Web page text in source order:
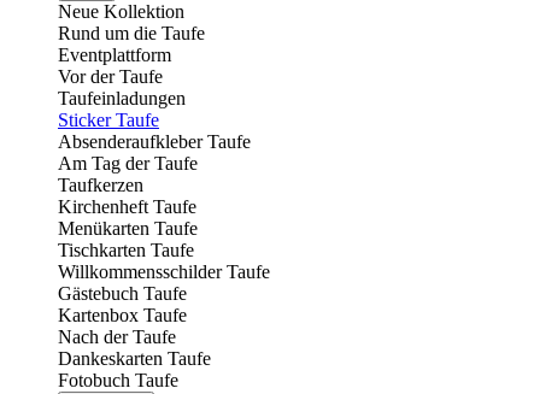
Neue Kollektion
Rund um die Taufe
Eventplattform
Vor der Taufe
Taufeinladungen
Sticker Taufe
Absenderaufkleber Taufe
Am Tag der Taufe
Taufkerzen
Kirchenheft Taufe
Menükarten Taufe
Tischkarten Taufe
Willkommensschilder Taufe
Gästebuch Taufe
Kartenbox Taufe
Nach der Taufe
Dankeskarten Taufe
Fotobuch Taufe